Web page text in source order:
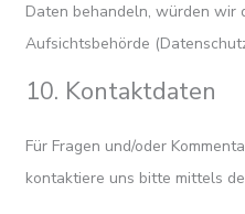
Daten behandeln, würden wir
Aufsichtsbehörde
10. Kontaktdaten
Für Fragen und/oder
kontaktiere uns bitte mittels